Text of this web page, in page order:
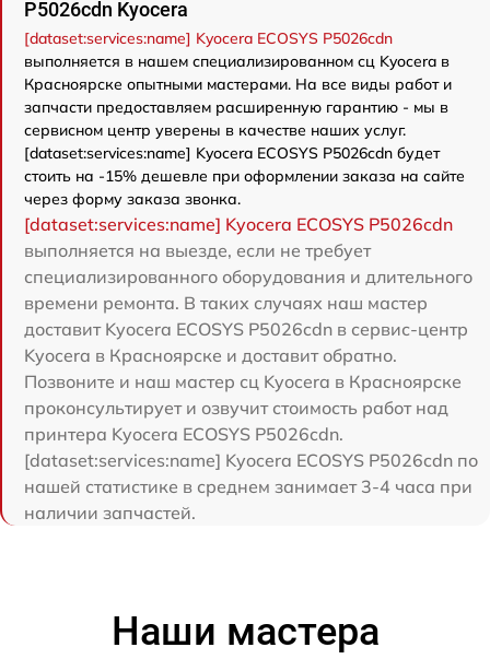
P5026cdn Kyocera
[dataset:services:name] Kyocera ECOSYS P5026cdn
выполняется в нашем специализированном сц Kyocera в
Красноярске опытными мастерами. На все виды работ и
запчасти предоставляем расширенную гарантию - мы в
сервисном центр уверены в качестве наших услуг.
[dataset:services:name] Kyocera ECOSYS P5026cdn будет
стоить на -15% дешевле при оформлении заказа на сайте
через форму заказа звонка.
[dataset:services:name] Kyocera ECOSYS P5026cdn
выполняется на выезде, если не требует
специализированного оборудования и длительного
времени ремонта. В таких случаях наш мастер
доставит Kyocera ECOSYS P5026cdn в сервис-центр
Kyocera в Красноярске и доставит обратно.
Позвоните и наш мастер сц Kyocera в Красноярске
проконсультирует и озвучит стоимость работ над
принтера Kyocera ECOSYS P5026cdn.
[dataset:services:name] Kyocera ECOSYS P5026cdn по
нашей статистике в среднем занимает 3-4 часа при
наличии запчастей.
Наши мастера